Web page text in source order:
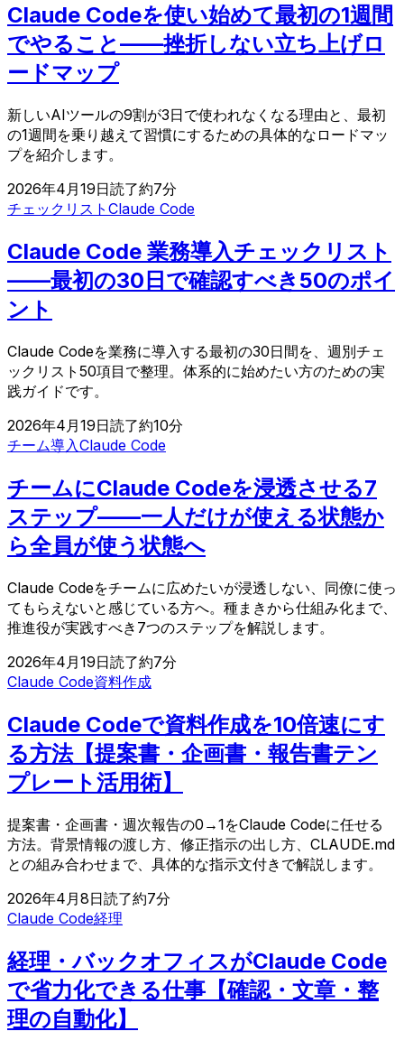
Claude Codeを使い始めて最初の1週間
でやること——挫折しない立ち上げロ
ードマップ
新しいAIツールの9割が3日で使われなくなる理由と、最初
の1週間を乗り越えて習慣にするための具体的なロードマッ
プを紹介します。
2026年4月19日読了約7分
チェックリスト Claude Code
Claude Code 業務導入チェックリスト
——最初の30日で確認すべき50のポイ
ント
Claude Codeを業務に導入する最初の30日間を、週別チェ
ックリスト50項目で整理。体系的に始めたい方のための実
践ガイドです。
2026年4月19日読了約10分
チーム導入Claude Code
チームにClaude Codeを浸透させる7
ステップ——一人だけが使える状態か
ら全員が使う状態へ
Claude Codeをチームに広めたいが浸透しない、同僚に使っ
てもらえないと感じている方へ。種まきから仕組み化まで、
推進役が実践すべき7つのステップを解説します。
2026年4月19日読了約7分
Claude Code資料作成
Claude Codeで資料作成を10倍速にす
る方法【提案書・企画書・報告書テン
プレート活用術】
提案書・企画書・週次報告の0→1をClaude Codeに任せる
方法。背景情報の渡し方、修正指示の出し方、CLAUDE.md
との組み合わせまで、具体的な指示文付きで解説します。
2026年4月8日読了約7分
Claude Code経理
経理・バックオフィスがClaude Code
で省力化できる仕事【確認・文章・整
理の自動化】